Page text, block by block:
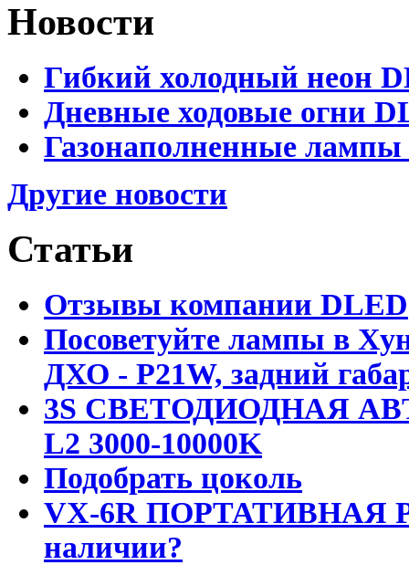
Новости
Гибкий холодный неон
Дневные ходовые огни
Газонаполненные лампы
Другие новости
Статьи
Отзывы компании DLED
Посоветуйте лампы в
ДХО - P21W, задний
3S СВЕТОДИОДНАЯ
L2 3000-10000K
Подобрать цоколь
VX-6R ПОРТАТИВНАЯ
наличии?